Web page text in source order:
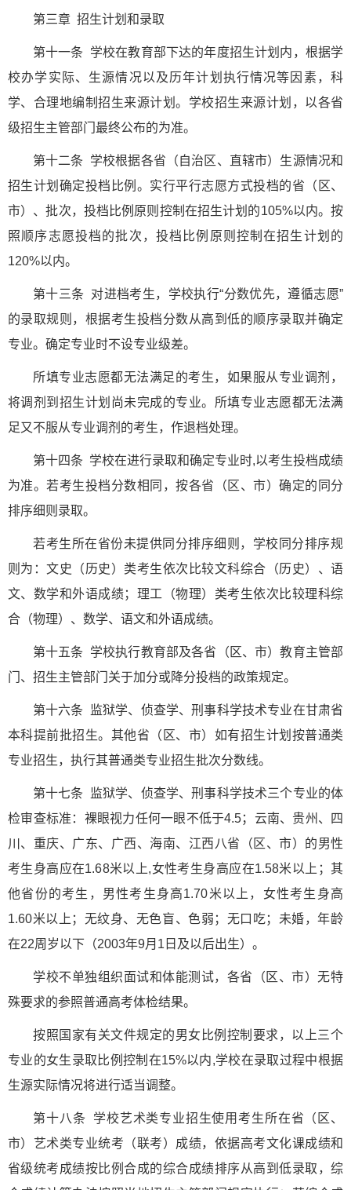
第三章 招生计划和录取
第十一条 学校在教育部下达的年度招生计划内，根据学
校办学实际、生源情况以及历年计划执行情况等因素，科
学、合理地编制招生来源计划。学校招生来源计划，以各省
级招生主管部门最终公布的为准。
第十二条 学校根据各省（自治区、直辖市）生源情况和
招生计划确定投档比例。实行平行志愿方式投档的省（区、
市）、批次，投档比例原则控制在招生计划的105%以内。按
照顺序志愿投档的批次，投档比例原则控制在招生计划的
120%以内。
第十三条 对进档考生，学校执行“分数优先，遵循志愿”
的录取规则，根据考生投档分数从高到低的顺序录取并确定
专业。确定专业时不设专业级差。
所填专业志愿都无法满足的考生，如果服从专业调剂，
将调剂到招生计划尚未完成的专业。所填专业志愿都无法满
足又不服从专业调剂的考生，作退档处理。
第十四条 学校在进行录取和确定专业时,以考生投档成绩
为准。若考生投档分数相同，按各省（区、市）确定的同分
排序细则录取。
若考生所在省份未提供同分排序细则，学校同分排序规
则为：文史（历史）类考生依次比较文科综合（历史）、语
文、数学和外语成绩；理工（物理）类考生依次比较理科综
合（物理）、数学、语文和外语成绩。
第十五条 学校执行教育部及各省（区、市）教育主管部
门、招生主管部门关于加分或降分投档的政策规定。
第十六条 监狱学、侦查学、刑事科学技术专业在甘肃省
本科提前批招生。其他省（区、市）如有招生计划按普通类
专业招生，执行其普通类专业招生批次分数线。
第十七条 监狱学、侦查学、刑事科学技术三个专业的体
检审查标准：裸眼视力任何一眼不低于4.5；云南、贵州、四
川、重庆、广东、广西、海南、江西八省（区、市）的男性
考生身高应在1.68米以上,女性考生身高应在1.58米以上；其
他省份的考生，男性考生身高1.70米以上，女性考生身高
1.60米以上；无纹身、无色盲、色弱；无口吃；未婚，年龄
在22周岁以下（2003年9月1日及以后出生）。
学校不单独组织面试和体能测试，各省（区、市）无特
殊要求的参照普通高考体检结果。
按照国家有关文件规定的男女比例控制要求，以上三个
专业的女生录取比例控制在15%以内,学校在录取过程中根据
生源实际情况将进行适当调整。
第十八条 学校艺术类专业招生使用考生所在省（区、
市）艺术类专业统考（联考）成绩，依据高考文化课成绩和
省级统考成绩按比例合成的综合成绩排序从高到低录取，综